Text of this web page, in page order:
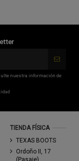
nuestra información de
TIENDA FÍSICA
TEXAS BOOTS
Ordoño II, 17
(Pasaje)